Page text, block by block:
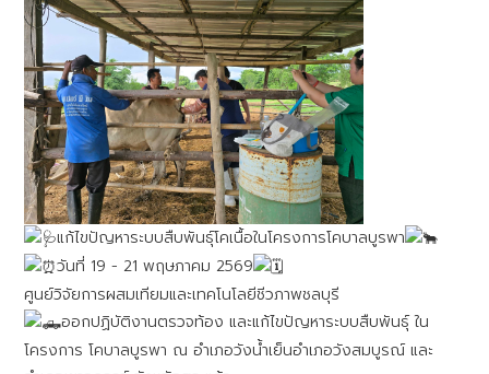
แก้ไขปัญหาระบบสืบพันธุ์โคเนื้อในโครงการโคบาลบูรพา
วันที่ 19 - 21 พฤษภาคม 2569
ศูนย์วิจัยการผสมเทียมและเทคโนโลยีชีวภาพชลบุรี
ออกปฏิบัติงานตรวจท้อง และแก้ไขปัญหาระบบสืบพันธุ์ ใน
โครงการ โคบาลบูรพา ณ อำเภอวังน้ำเย็นอำเภอวังสมบูรณ์ และ